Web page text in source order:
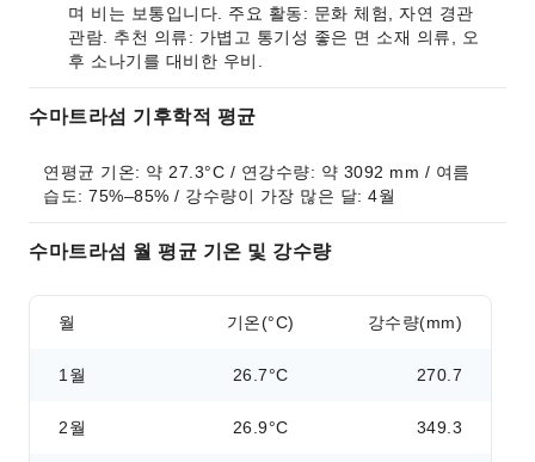
며 비는 보통입니다. 주요 활동: 문화 체험, 자연 경관
관람. 추천 의류: 가볍고 통기성 좋은 면 소재 의류, 오
후 소나기를 대비한 우비.
수마트라섬 기후학적 평균
연평균 기온: 약 27.3°C / 연강수량: 약 3092 mm / 여름
습도: 75%–85% / 강수량이 가장 많은 달: 4월
수마트라섬 월 평균 기온 및 강수량
월 기온(°C) 강수량(mm)
1월 26.7°C 270.7
2월 26.9°C 349.3